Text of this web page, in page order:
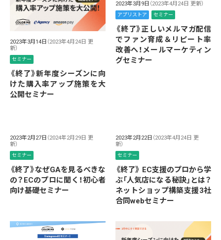
2023年3月14日 （2023年4月24日 更
新）
セミナー
《終了》新年度シーズンに向
けた購入率アップ施策を大
公開セミナー
2023年3月9日 （2023年4月24日 更新）
アプリストア セミナー
《終了》正しいメルマガ配信
でファン育成＆リピート率
改善へ！メールマーケティン
グセミナー
2023年2月27日 （2024年2月29日 更
新）
セミナー
《終了》なぜGAを見るべきな
の？ECのプロに聞く！初心者
向け基礎セミナー
2023年2月22日 （2023年4月24日 更
新）
セミナー
《終了》 EC支援のプロから学
ぶ「人気店になる秘訣」とは？
ネットショップ構築支援3社
合同webセミナー